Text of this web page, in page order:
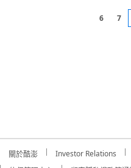
6 7
關於酷澎 Investor Relations